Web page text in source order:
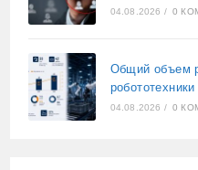
04.08.2026 / 0
Общий объем
04.08.2026 / 0